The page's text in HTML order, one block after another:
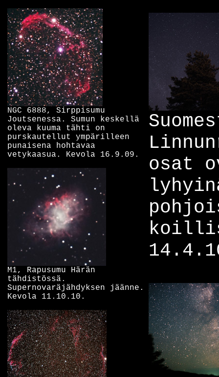
NGC 6888, Sirppisumu
Joutsenessa. Sumun keskellä
oleva kuuma tähti on
purskautellut ympärilleen
punaisena hohtavaa
vetykaasua. Kevola 16.9.09.
M1, Rapusumu Härän
tähdistössä.
Supernovaräjähdyksen jäänne.
Kevola 11.10.10.
osat